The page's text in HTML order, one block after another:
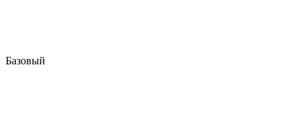
Базовый